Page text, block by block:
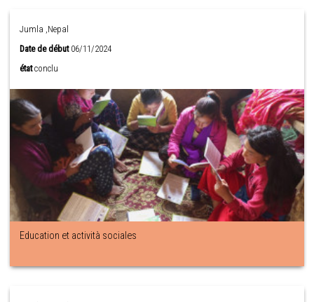
Jumla ,Nepal
Date de début06/11/2024
état conclu
Education et actività sociales